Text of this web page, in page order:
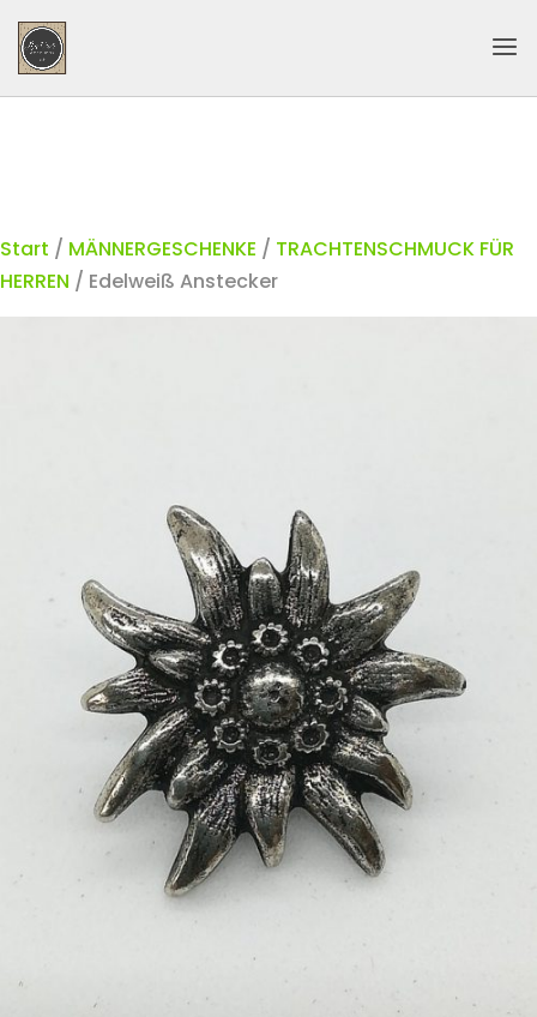
Start / MÄNNERGESCHENKE / TRACHTENSCHMUCK FÜR
HERREN / Edelweiß Anstecker